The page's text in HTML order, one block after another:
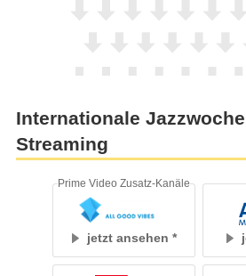
Internationale
Streaming
jetzt ansehen
Prime Video Zusatz-Kanäle